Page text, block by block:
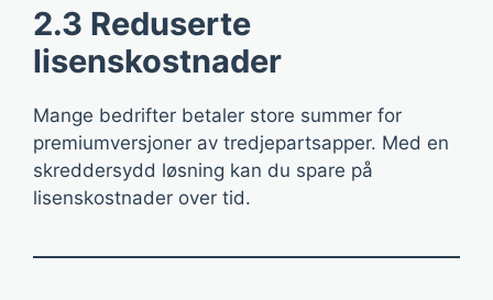
2.3 Reduserte
lisenskostnader
Mange bedrifter betaler store summer for
premiumversjoner av tredjepartsapper. Med en
skreddersydd løsning kan du spare på
lisenskostnader over tid.